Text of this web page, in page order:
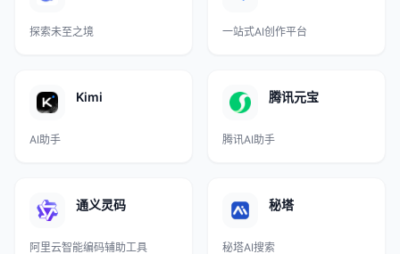
探索未至之境 一站式AI创作平台
Kimi
AI助手
腾讯元宝
腾讯AI助手
通义灵码
阿里云智能编码辅助工具
秘塔
秘塔AI搜索